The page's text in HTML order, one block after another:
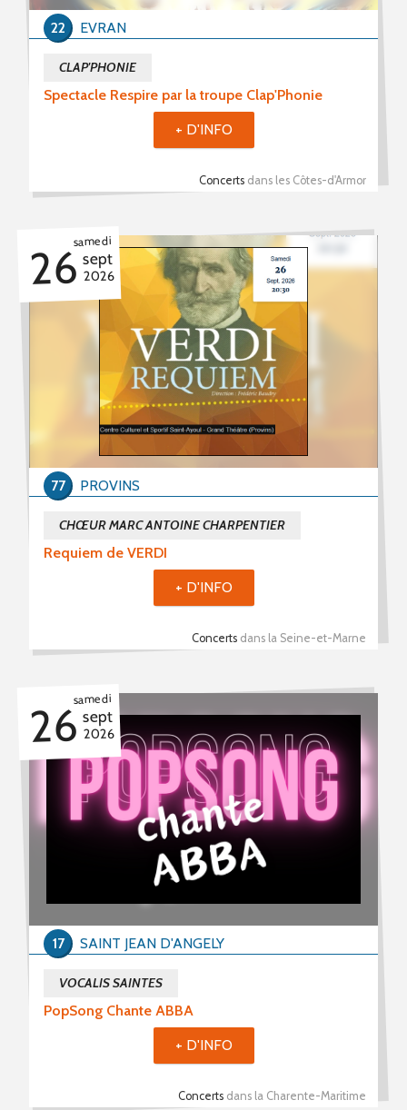
Spectacle Respire par la troupe Clap'Phonie
CLAP'PHONIE
Concerts dans les Côtes-d'Armor
EVRAN
22
+ D'INFO
samedi
26 sept
2026
Requiem de VERDI
CHŒUR MARC ANTOINE CHARPENTIER
Concerts dans la Seine-et-Marne
PROVINS
77
+ D'INFO
samedi
26 sept
2026
PopSong Chante ABBA
VOCALIS SAINTES
Concerts dans la Charente-Maritime
SAINT JEAN D'ANGELY
17
+ D'INFO